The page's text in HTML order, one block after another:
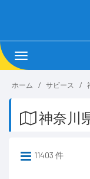
Toggle
navigation
ホーム サビース
神奈川
11403 件